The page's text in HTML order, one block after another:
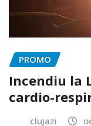
PROMO
Incendiu la
cardio-
clujazi